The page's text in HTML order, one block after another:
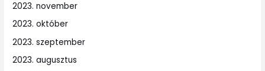
2023. november
2023. október
2023. szeptember
2023. augusztus